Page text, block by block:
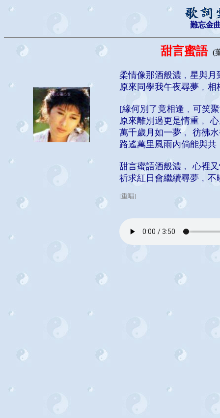
難忘金
甜言蜜語 (
柔情像那酒般濃﹐星與月
原來同學我午夜尋夢﹐
[緣何別了竟相逢﹐可笑
原來離別過更是情重﹐
萬千歲月如一夢﹐ 彷彿
路遙萬里風雨內倘能與
甜言蜜語酒般濃﹐ 心裡
祈求紅日會繼續尋夢﹐
[重唱]